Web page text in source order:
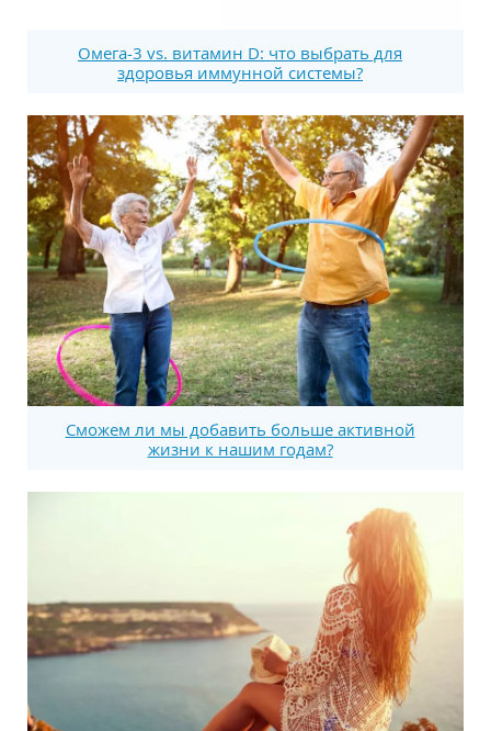
Омега-3 vs. витамин D: что выбрать для
здоровья иммунной системы?
Сможем ли мы добавить больше активной
жизни к нашим годам?